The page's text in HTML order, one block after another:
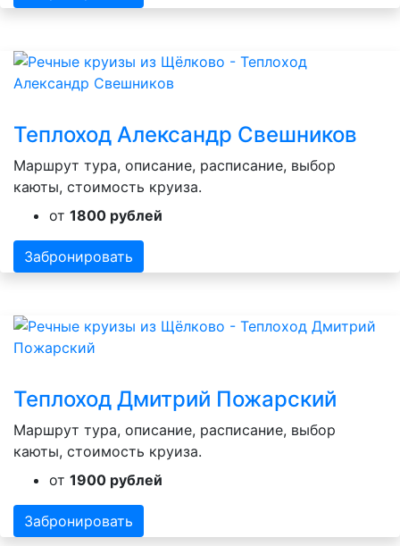
Теплоход Александр Свешников
Маршрут тура, описание, расписание, выбор
каюты, стоимость круиза.
от 1800 рублей
Забронировать
Теплоход Дмитрий Пожарский
Маршрут тура, описание, расписание, выбор
каюты, стоимость круиза.
от 1900 рублей
Забронировать